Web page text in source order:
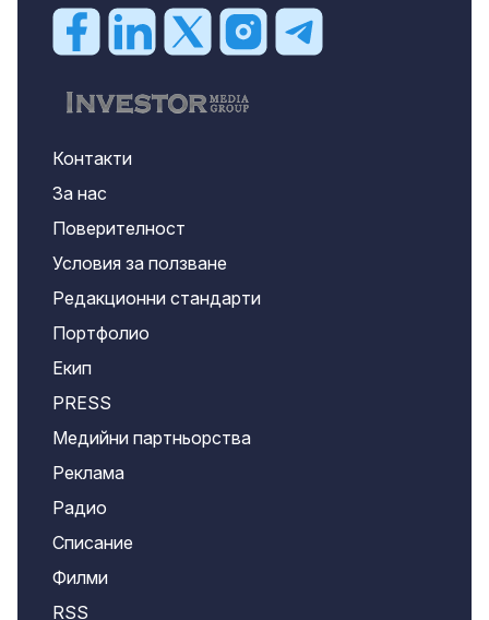
Контакти
За нас
Поверителност
Условия за ползване
Редакционни стандарти
Портфолио
Екип
PRESS
Медийни партньорства
Реклама
Радио
Списание
Филми
RSS